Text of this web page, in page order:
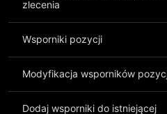
zlecenia
Wsporniki pozycji
Modyfikacja wsporników
Dodaj wsporniki do istniejącej